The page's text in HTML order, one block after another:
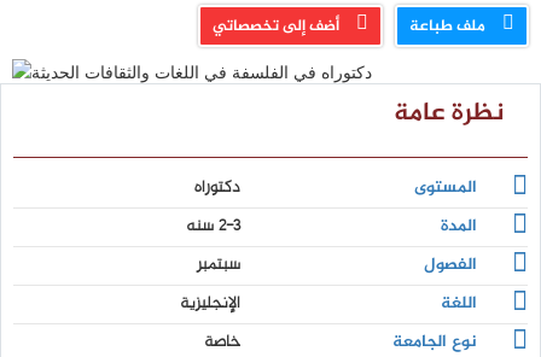
ملف طباعة أضف إلى تخصصاتي
نظرة عامة
المستوى
دكتوراه
المدة
2-3 سنه
الفصول
سبتمبر
اللغة
الإنجليزية
نوع الجامعة
خاصة